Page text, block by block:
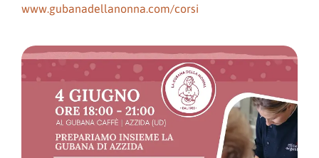
www.gubanadellanonna.com/corsi